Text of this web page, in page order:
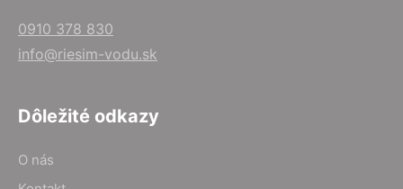
0910 378 830
info@riesim-vodu.sk
Dôležité odkazy
O nás